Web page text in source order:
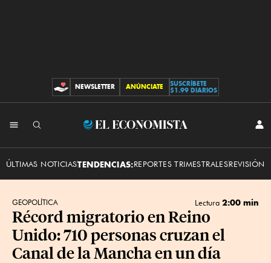
CONTRIBUCIONES
NEWSLETTER ANÚNCIATE
SUSCRÍBETE
$1.99 DIARIOS
El
ÚLTIMAS NOTICIASTENDENCIAS:REPORTES TRIMESTRALESREVISIÓN
GEOPOLÍTICA Lectura 2:00 min
Récord migratorio en Reino
Unido: 710 personas cruzan el
Canal de la Mancha en un día